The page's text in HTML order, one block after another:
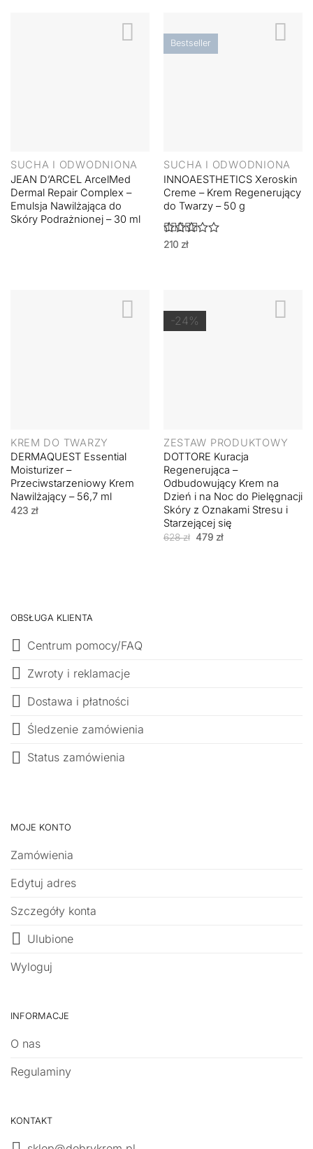
SUCHA I ODWODNIONA
JEAN D’ARCEL ArcelMed
Dermal Repair Complex –
Emulsja Nawilżająca do
Skóry Podrażnionej – 30 ml
Bestseller
SUCHA I ODWODNIONA
INNOAESTHETICS Xeroskin
Creme – Krem Regenerujący
do Twarzy – 50 g
Oceniono
210 zł
KREM DO TWARZY
DERMAQUEST Essential
Moisturizer –
Przeciwstarzeniowy Krem
Nawilżający – 56,7 ml
423 zł
-24%
ZESTAW PRODUKTOWY
DOTTORE Kuracja
Regenerująca –
Odbudowujący Krem na
Dzień i na Noc do Pielęgnacji
Skóry z Oznakami Stresu i
Starzejącej się
628zł Pierwotna
479 złAktualna
OBSŁUGA KLIENTA
Centrum pomocy/FAQ
Zwroty i reklamacje
Dostawa i płatności
Śledzenie zamówienia
Status zamówienia
MOJE KONTO
Zamówienia
Edytuj adres
Szczegóły konta
Ulubione
Wyloguj
INFORMACJE
O nas
Regulaminy
KONTAKT